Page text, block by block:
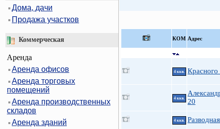
Дома, дачи
Продажа участков
Коммерческая
Аренда
Аренда офисов
Аренда торговых
помещений
Аренда производственных
складов
Аренда зданий
КOМ Адрес
4 ккв.
4 ккв.
20
4 ккв.